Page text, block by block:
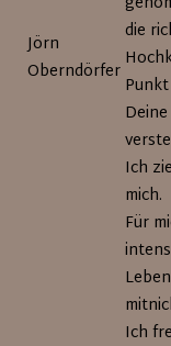
Jörn
Oberndörfer
die
Ich
mich.
Für
Ich